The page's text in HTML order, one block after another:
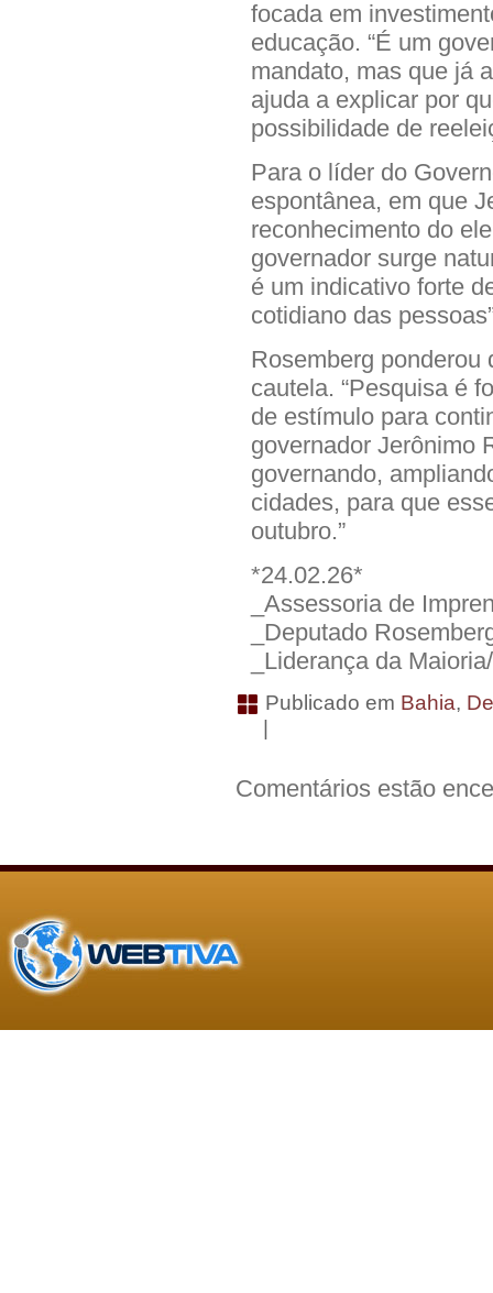
focada em
educação. “É um
mandato, mas que já
ajuda a explicar por
possibilidade de
Para o líder do
espontânea, em que
reconhecimento do
governador surge
é um indicativo forte
cotidiano das
Rosemberg ponderou
cautela. “Pesquisa é
de estímulo para
governador Jerônimo
governando,
cidades, para que
outubro.”
*24.02.26*
_Assessoria de
_Deputado
_Liderança da
Publicado em Bahia,
Comentários estão